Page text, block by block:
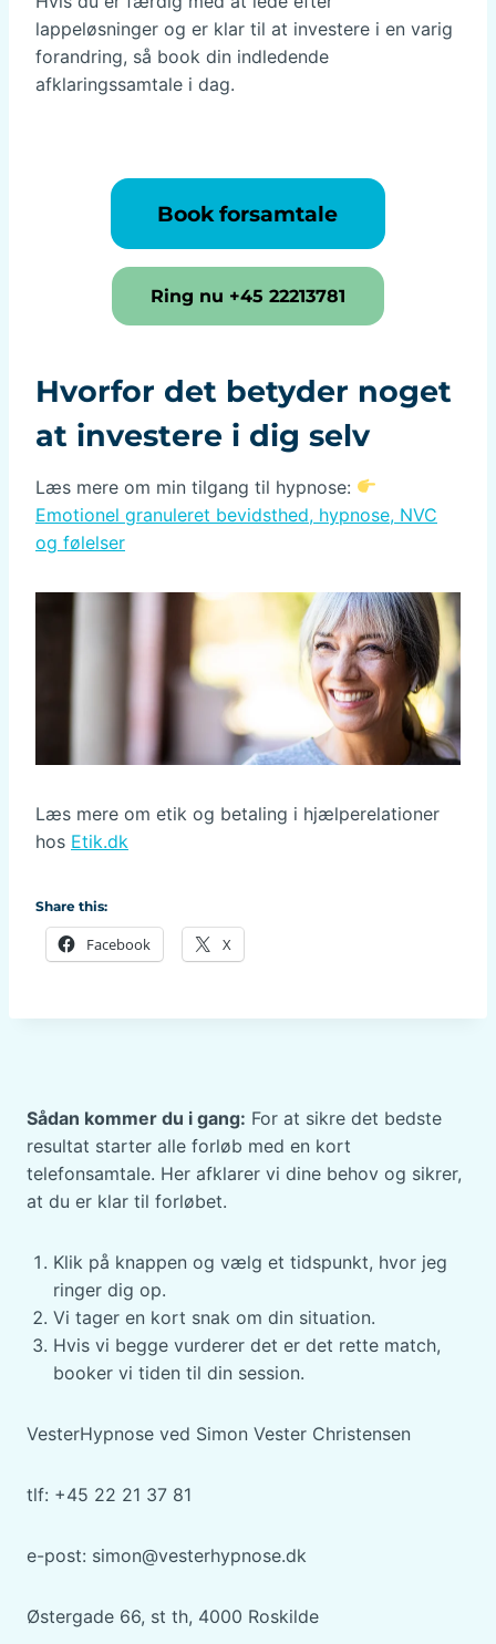
lappeløsninger og er klar til at investere i en varig
forandring, så book din indledende
afklaringssamtale i dag.
Book forsamtale
Ring nu +45 22213781
Hvorfor det betyder noget
at investere i dig selv
Læs mere om min tilgang til hypnose:
Emotionel granuleret bevidsthed, hypnose, NVC
og følelser
Læs mere om etik og betaling i hjælperelationer
hos Etik.dk
Share this:
Facebook X
Sådan kommer du i gang: For at sikre det bedste
resultat starter alle forløb med en kort
telefonsamtale. Her afklarer vi dine behov og sikrer,
at du er klar til forløbet.
Klik på knappen og vælg et tidspunkt, hvor jeg
ringer dig op.
Vi tager en kort snak om din situation.
Hvis vi begge vurderer det er det rette match,
booker vi tiden til din session.
VesterHypnose ved Simon Vester Christensen
tlf: +45 22 21 37 81
e-post: simon@vesterhypnose.dk
Østergade 66, st th, 4000 Roskilde